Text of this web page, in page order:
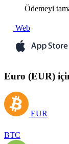
Ödemeyi
Web
Euro (EUR)
EUR
BTC